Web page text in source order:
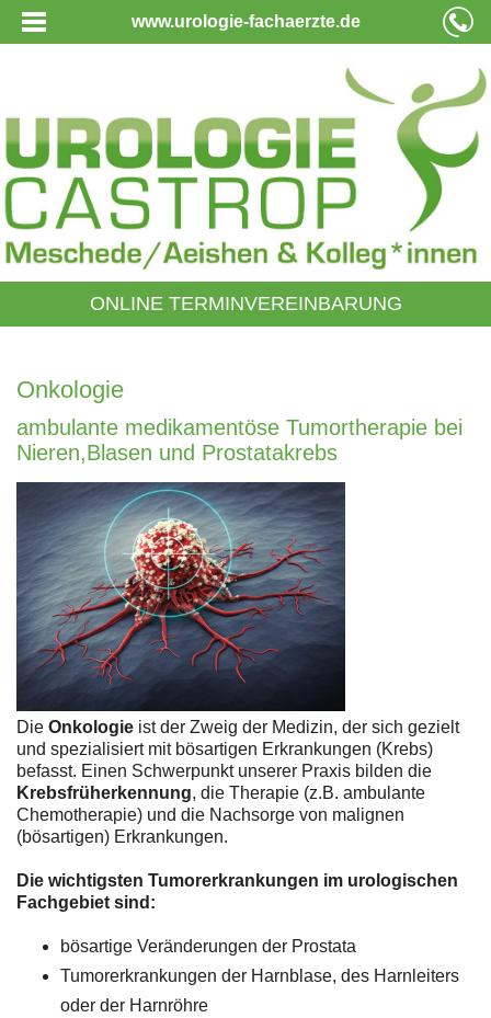
www.urologie-fachaerzte.de
ONLINE TERMINVEREINBARUNG
Onkologie
ambulante medikamentöse Tumortherapie bei
Nieren,Blasen und Prostatakrebs
Die Onkologie ist der Zweig der Medizin, der sich gezielt
und spezialisiert mit bösartigen Erkrankungen (Krebs)
befasst. Einen Schwerpunkt unserer Praxis bilden die
Krebsfrüherkennung, die Therapie (z.B. ambulante
Chemotherapie) und die Nachsorge von malignen
(bösartigen) Erkrankungen.
Die wichtigsten Tumorerkrankungen im urologischen
Fachgebiet sind:
bösartige Veränderungen der Prostata
Tumorerkrankungen der Harnblase, des Harnleiters
oder der Harnröhre